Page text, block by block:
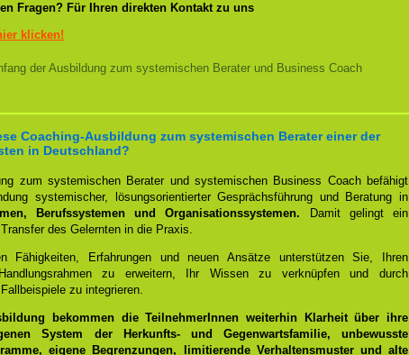
Fragen? Für Ihren direkten Kontakt zu uns
klicken!
der Ausbildung zum systemischen Berater und Business Coach
Coaching-Ausbildung zum systemischen Berater einer der
in Deutschland?
zum systemischen Berater und systemischen Business Coach befähigt
systemischer, lösungsorientierter Gesprächsführung und Beratung in
Berufssystemen und Organisationssystemen. Damit gelingt ein
des Gelernten in die Praxis.
Fähigkeiten, Erfahrungen und neuen Ansätze unterstützen Sie, Ihren
zu erweitern, Ihr Wissen zu verknüpfen und durch
zu integrieren.
bekommen die TeilnehmerInnen weiterhin Klarheit über ihre
System der Herkunfts- und Gegenwartsfamilie, unbewusste
eigene Begrenzungen, limitierende Verhaltensmuster und alte